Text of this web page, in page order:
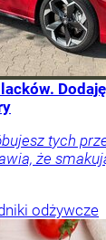
tych
że
odżywcze